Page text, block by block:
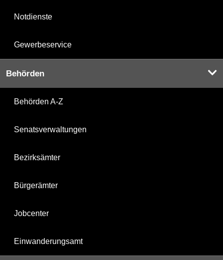
Notdienste
Gewerbeservice
Behörden
Behörden A-Z
Senatsverwaltungen
Bezirksämter
Bürgerämter
Jobcenter
Einwanderungsamt